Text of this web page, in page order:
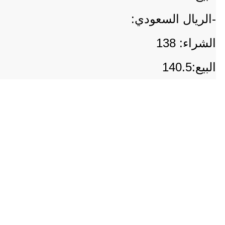
-الريال السعودي:
الشراء: 138
البيع:140.5